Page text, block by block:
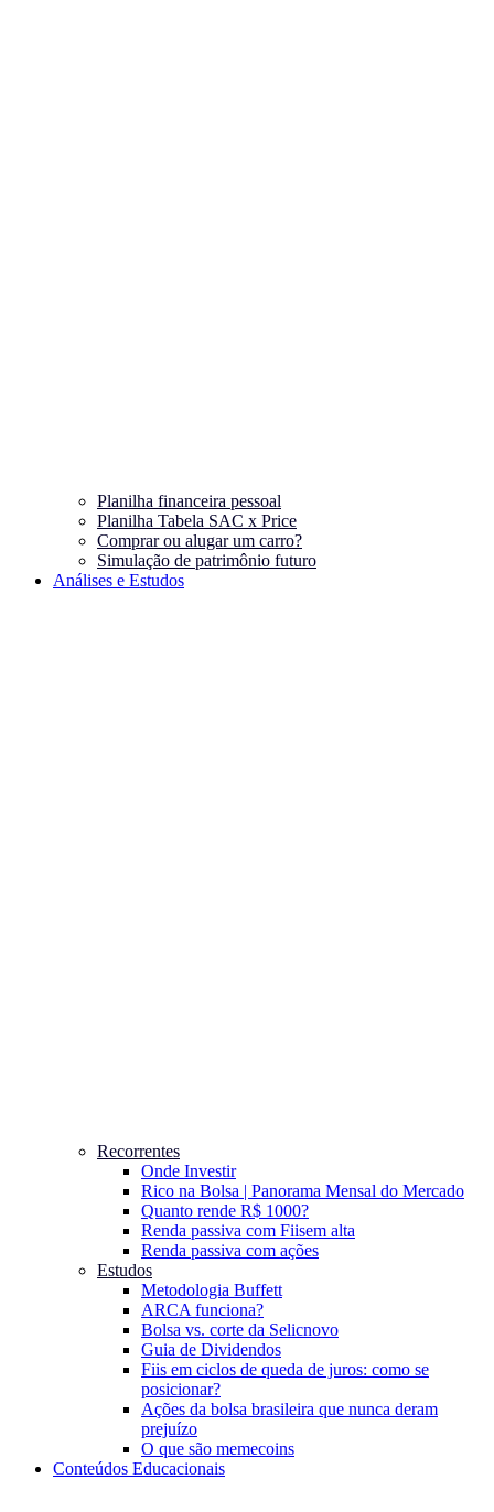
Planilha financeira pessoal
Planilha Tabela SAC x Price
Comprar ou alugar um carro?
Simulação de patrimônio futuro
Análises e Estudos
Recorrentes
Onde Investir
Rico na Bolsa | Panorama Mensal do Mercado
Quanto rende R$ 1000?
Renda passiva com Fiisem alta
Renda passiva com ações
Estudos
Metodologia Buffett
ARCA funciona?
Bolsa vs. corte da Selicnovo
Guia de Dividendos
Fiis em ciclos de queda de juros: como se
posicionar?
Ações da bolsa brasileira que nunca deram
prejuízo
O que são memecoins
Conteúdos Educacionais